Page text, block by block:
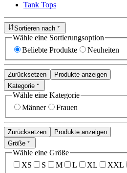
Tank Tops
Sortieren nach
Wähle eine Sortierungsoption
Beliebte Produkte
Neuheiten
Zurücksetzen
Produkte anzeigen
Kategorie
Wähle eine Kategorie
Männer
Frauen
Zurücksetzen
Produkte anzeigen
Größe
Wähle eine Größe
XS
S M L XL XXL